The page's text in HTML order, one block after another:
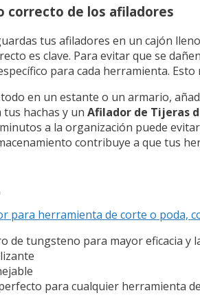
correcto de los afiladores
tus afiladores en un cajón
es clave. Para evitar que se
para cada herramienta.
en un estante o un armario,
tus hachas y un Afilador de Tijeras
a la organización puede
contribuye a que tus
para herramienta de corte o poda,
de tungsteno para mayor eficacia y
para cualquier herramienta